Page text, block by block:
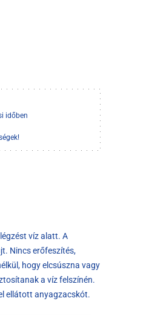
időben
víz alatt. A
Nincs erőfeszítés,
hogy elcsúszna vagy
a víz felszínén.
ellátott anyagzacskót.